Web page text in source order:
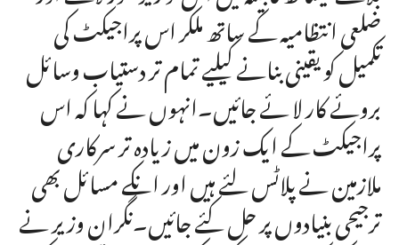
ضلعی انتظامیہ کے ساتھ ملکر اس پراجیکٹ کی
تکمیل کو یقینی بنانے کیلیے تمام تر دستیاب وسائل
بروئے کار لا ئے جائیں۔انہوں نے کہا کہ اس
پراجیکٹ کے ایک زون میں زیادہ تر سرکاری
ملازمین نے پلاٹس لئے ہیں اور انکے مسائل بھی
ترجیحی بنیادوں پر حل کئے جائیں۔نگران وزیر نے